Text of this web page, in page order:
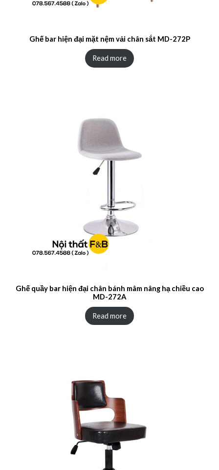
Ghế bar hiện đại mặt nệm vải chân sắt MD-272P
Read more
Ghế quầy bar hiện đại chân bánh mâm nâng hạ chiều cao
MD-272A
Read more